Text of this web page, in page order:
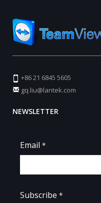
+86 21 6845 5605
gq.liu@lantek.com
NEWSLETTER